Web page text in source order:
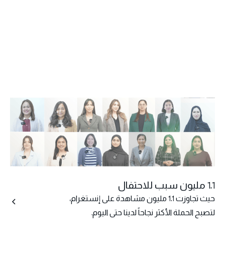
1.1 مليون سبب للاحتفال
حيث تجاوزت 1.1 مليون مشاهدة على إنستغرام،
لتصبح الحملة الأكثر نجاحاً لدينا حتى اليوم.